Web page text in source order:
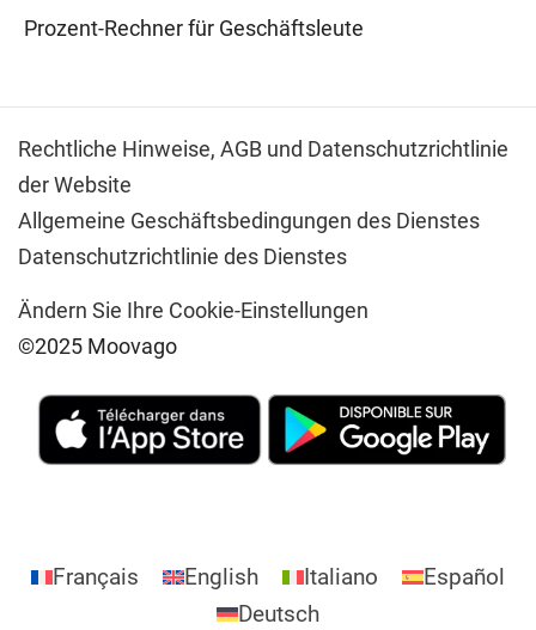
Prozent-Rechner für Geschäftsleute
Rechtliche Hinweise, AGB und Datenschutzrichtlinie
der Website
Allgemeine Geschäftsbedingungen des Dienstes
Datenschutzrichtlinie des Dienstes
Ändern Sie Ihre Cookie-Einstellungen
©2025 Moovago
Français English Italiano
Español
Deutsch